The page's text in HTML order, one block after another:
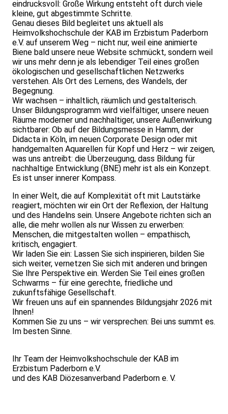
eindrucksvoll: Große Wirkung entsteht oft durch viele
kleine, gut abgestimmte Schritte.
Genau dieses Bild begleitet uns aktuell als
Heimvolkshochschule der KAB im Erzbistum Paderborn
e.V. auf unserem Weg – nicht nur, weil eine animierte
Biene bald unsere neue Website schmückt, sondern weil
wir uns mehr denn je als lebendiger Teil eines großen
ökologischen und gesellschaftlichen Netzwerks
verstehen. Als Ort des Lernens, des Wandels, der
Begegnung.
Wir wachsen – inhaltlich, räumlich und gestalterisch.
Unser Bildungsprogramm wird vielfältiger, unsere neuen
Räume moderner und nachhaltiger, unsere Außenwirkung
sichtbarer: Ob auf der Bildungsmesse in Hamm, der
Didacta in Köln, im neuen Corporate Design oder mit
handgemalten Aquarellen für Kopf und Herz – wir zeigen,
was uns antreibt: die Überzeugung, dass Bildung für
nachhaltige Entwicklung (BNE) mehr ist als ein Konzept.
Es ist unser innerer Kompass.
In einer Welt, die auf Komplexität oft mit Lautstärke
reagiert, möchten wir ein Ort der Reflexion, der Haltung
und des Handelns sein. Unsere Angebote richten sich an
alle, die mehr wollen als nur Wissen zu erwerben:
Menschen, die mitgestalten wollen – empathisch,
kritisch, engagiert.
Wir laden Sie ein: Lassen Sie sich inspirieren, bilden Sie
sich weiter, vernetzen Sie sich mit anderen und bringen
Sie Ihre Perspektive ein. Werden Sie Teil eines großen
Schwarms – für eine gerechte, friedliche und
zukunftsfähige Gesellschaft.
Wir freuen uns auf ein spannendes Bildungsjahr 2026 mit
Ihnen!
Kommen Sie zu uns – wir versprechen: Bei uns summt es.
Im besten Sinne.
Ihr Team der Heimvolkshochschule der KAB im
Erzbistum Paderborn e.V.
und des KAB Diözesanverband Paderborn e. V.